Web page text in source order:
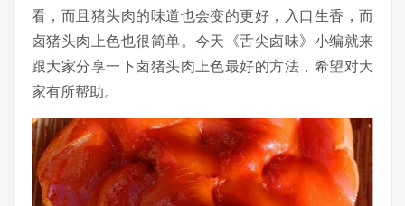
看，而且猪头肉的味道也会变的更好，入口生香，而
卤猪头肉上色也很简单。今天《舌尖卤味》小编就来
跟大家分享一下卤猪头肉上色最好的方法，希望对大
家有所帮助。